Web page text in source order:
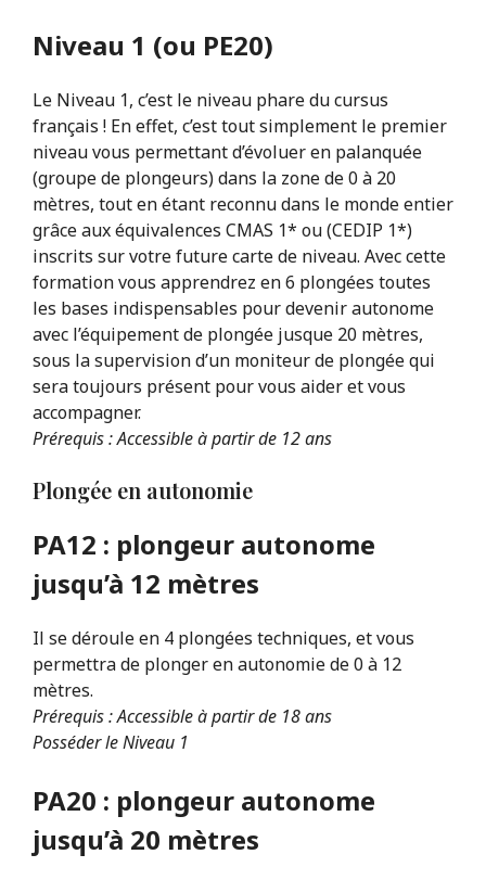
Niveau 1 (ou PE20)
Le Niveau 1, c’est le niveau phare du cursus
français ! En effet, c’est tout simplement le premier
niveau vous permettant d’évoluer en palanquée
(groupe de plongeurs) dans la zone de 0 à 20
mètres, tout en étant reconnu dans le monde entier
grâce aux équivalences CMAS 1* ou (CEDIP 1*)
inscrits sur votre future carte de niveau. Avec cette
formation vous apprendrez en 6 plongées toutes
les bases indispensables pour devenir autonome
avec l’équipement de plongée jusque 20 mètres,
sous la supervision d’un moniteur de plongée qui
sera toujours présent pour vous aider et vous
accompagner.
Prérequis : Accessible à partir de 12 ans
Plongée en autonomie
PA12 : plongeur autonome
jusqu’à 12 mètres
Il se déroule en 4 plongées techniques, et vous
permettra de plonger en autonomie de 0 à 12
mètres.
Prérequis : Accessible à partir de 18 ans
Posséder le Niveau 1
PA20 : plongeur autonome
jusqu’à 20 mètres